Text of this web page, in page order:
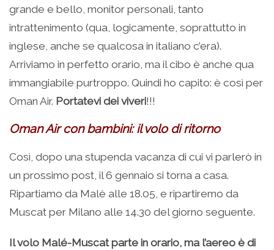
grande e bello, monitor personali, tanto
intrattenimento (qua, logicamente, soprattutto in
inglese, anche se qualcosa in italiano c’era).
Arriviamo in perfetto orario, ma il cibo è anche qua
immangiabile purtroppo. Quindi ho capito: è così per
Oman Air. Portatevi dei viveri!!!
Oman Air con bambini: il volo di ritorno
Così, dopo una stupenda vacanza di cui vi parlerò in
un prossimo post, il 6 gennaio si torna a casa.
Ripartiamo da Malè alle 18.05, e ripartiremo da
Muscat per Milano alle 14.30 del giorno seguente.
Il volo Malé-Muscat parte in orario, ma l’aereo è di